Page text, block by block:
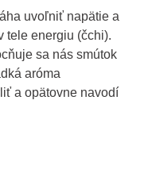
uvoľniť napätie a
tele energiu (čchi).
sa nás smútok
aróma
a opätovne navodí